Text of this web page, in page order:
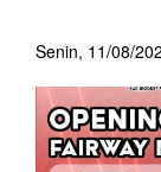
Senin, 11/08/